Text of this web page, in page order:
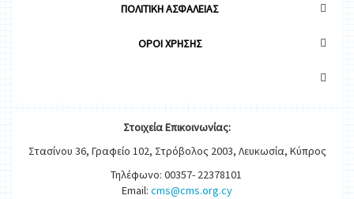
ΠΟΛΙΤΙΚΗ ΑΣΦΑΛΕΙΑΣ
OΡΟΙ ΧΡΗΣΗΣ
ΣτοιχείαΕπικοινωνίας:
Στασίνου 36, Γραφείο 102, Στρόβολος 2003, Λευκωσία, Κύπρος
Τηλέφωνο: 00357- 22378101
Email: cms@cms.org.cy